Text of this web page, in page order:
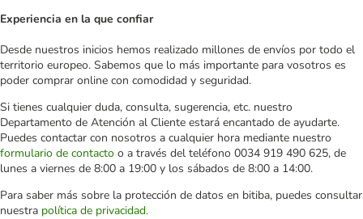
Experiencia en la que confiar
Desde nuestros inicios hemos realizado millones de envíos por todo el
territorio europeo. Sabemos que lo más importante para vosotros es
poder comprar online con comodidad y seguridad.
Si tienes cualquier duda, consulta, sugerencia, etc. nuestro
Departamento de Atención al Cliente estará encantado de ayudarte.
Puedes contactar con nosotros a cualquier hora mediante nuestro
formulario de contacto o a través del teléfono 0034 919 490 625, de
lunes a viernes de 8:00 a 19:00 y los sábados de 8:00 a 14:00.
Para saber más sobre la protección de datos en bitiba, puedes consultar
nuestra política de privacidad.